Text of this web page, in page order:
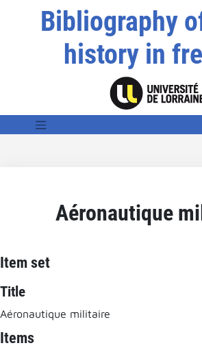
Bibliography
history in
Aéronautique
Item set
Title
Aéronautique militaire
Items